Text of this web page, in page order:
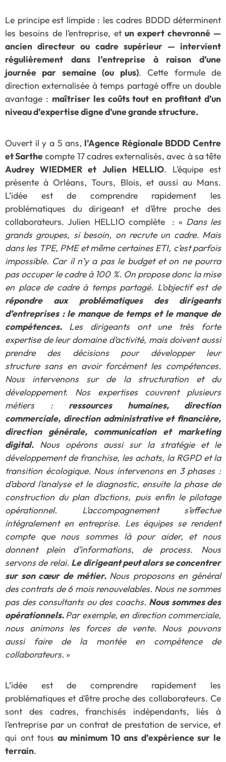
Le principe est limpide : les cadres BDDD déterminent
les besoins de l’entreprise, etun expert chevronné —
ancien directeur ou cadre supérieur — intervient
régulièrement dans l’entreprise à raison d’une
journée par semaine (ou plus). Cette formule de
direction externalisée à temps partagé offre un double
avantage : maîtriser les coûts tout en profitant d’un
niveau d’expertise digne d’une grande structure.
Ouvert il y a 5 ans, l’Agence Régionale BDDD Centre
et Sarthecompte 17 cadres externalisés, avec à sa tête
Audrey WIEDMER et Julien HELLIO. L’équipe est
présente à Orléans, Tours, Blois, et aussi au Mans.
L’idée est de comprendre rapidement les
problématiques du dirigeant et d’être proche des
collaborateurs. Julien HELLIO complète : « Dans les
grands groupes, si besoin, on recrute un cadre. Mais
dans les TPE, PME et même certaines ETI, c’est parfois
impossible. Car il n’y a pas le budget et on ne pourra
pas occuper le cadre à 100 %. On propose donc la mise
en place de cadre à temps partagé. L’objectif est de
répondre aux problématiques des dirigeants
d’entreprises : le manque de temps et le manque de
compétences. Les dirigeants ont une très forte
expertise de leur domaine d’activité, mais doivent aussi
prendre des décisions pour développer leur
structure sans en avoir forcément les compétences.
Nous intervenons sur de la structuration et du
développement. Nos expertises couvrent plusieurs
métiers : ressources humaines, direction
commerciale, direction administrative et financière,
direction générale, communication et marketing
digital. Nous opérons aussi sur la stratégie et le
développement de franchise, les achats, la RGPD et la
transition écologique. Nous intervenons en 3 phases :
d’abord l’analyse et le diagnostic, ensuite la phase de
construction du plan d’actions, puis enfin le pilotage
opérationnel. L’accompagnement s’effectue
intégralement en entreprise. Les équipes se rendent
compte que nous sommes là pour aider, et nous
donnent plein d’informations, de process. Nous
servons de relai. Le dirigeant peut alors se concentrer
sur son cœur de métier. Nous proposons en général
des contrats de 6 mois renouvelables. Nous ne sommes
pas des consultants ou des coachs. Nous sommes des
opérationnels.Par exemple, en direction commerciale,
nous animons les forces de vente. Nous pouvons
aussi faire de la montée en compétence de
collaborateurs. »
L’idée est de comprendre rapidement les
problématiques et d’être proche des collaborateurs. Ce
sont des cadres, franchisés indépendants, liés à
l’entreprise par un contrat de prestation de service, et
qui ont tous au minimum 10 ans d’expérience sur le
terrain.